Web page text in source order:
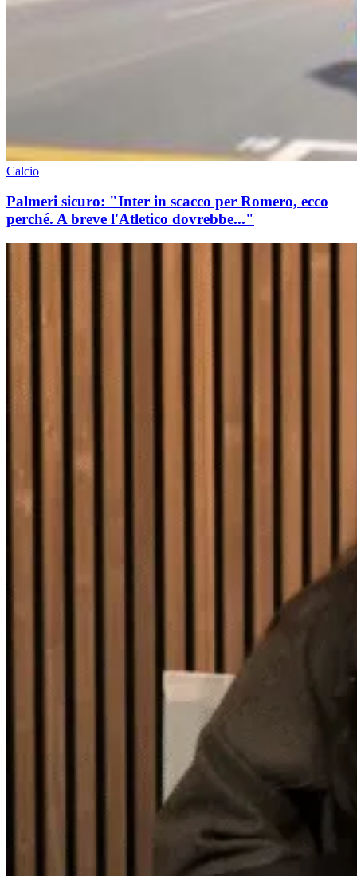
Calcio
Palmeri sicuro: "Inter in scacco per Romero, ecco
perché. A breve l'Atletico dovrebbe..."